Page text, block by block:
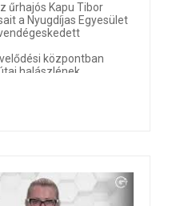
űrhajós Kapu Tibor
a Nyugdíjas Egyesület
központban
halászlének
a VMK-ban